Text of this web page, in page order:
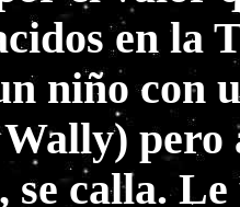
en la
niño con
se calla.